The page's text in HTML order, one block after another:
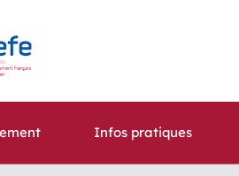
Infos pratiques